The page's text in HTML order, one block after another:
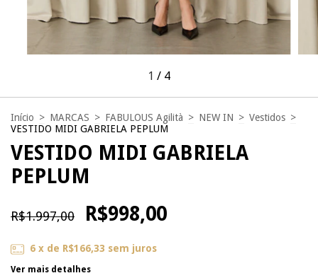
1 / 4
Início > MARCAS > FABULOUS Agilità > NEW IN > Vestidos >
VESTIDO MIDI GABRIELA PEPLUM
VESTIDO MIDI GABRIELA
PEPLUM
R$1.997,00 R$998,00
6 x de R$166,33 sem juros
Ver mais detalhes